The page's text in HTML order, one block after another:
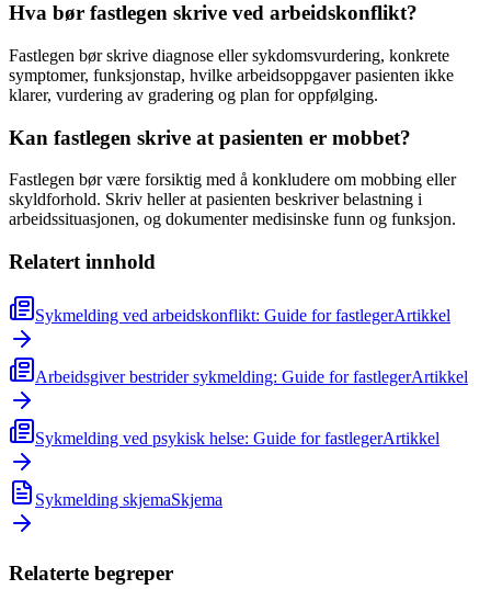
Hva bør fastlegen skrive ved arbeidskonflikt?
Fastlegen bør skrive diagnose eller sykdomsvurdering, konkrete
symptomer, funksjonstap, hvilke arbeidsoppgaver pasienten ikke
klarer, vurdering av gradering og plan for oppfølging.
Kan fastlegen skrive at pasienten er mobbet?
Fastlegen bør være forsiktig med å konkludere om mobbing eller
skyldforhold. Skriv heller at pasienten beskriver belastning i
arbeidssituasjonen, og dokumenter medisinske funn og funksjon.
Relatert innhold
Sykmelding ved arbeidskonflikt: Guide for fastlegerArtikkel
Arbeidsgiver bestrider sykmelding: Guide for fastlegerArtikkel
Sykmelding ved psykisk helse: Guide for fastlegerArtikkel
Sykmelding skjemaSkjema
Relaterte begreper